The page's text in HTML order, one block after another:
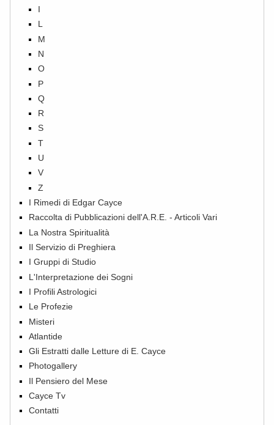
I
L
M
N
O
P
Q
R
S
T
U
V
Z
I Rimedi di Edgar Cayce
Raccolta di Pubblicazioni dell'A.R.E. - Articoli Vari
La Nostra Spiritualità
Il Servizio di Preghiera
I Gruppi di Studio
L'Interpretazione dei Sogni
I Profili Astrologici
Le Profezie
Misteri
Atlantide
Gli Estratti dalle Letture di E. Cayce
Photogallery
Il Pensiero del Mese
Cayce Tv
Contatti